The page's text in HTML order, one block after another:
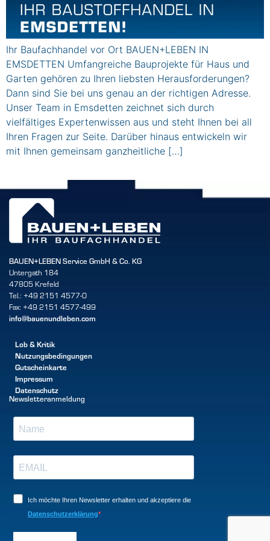
Ihr Baufachhandel vor Ort BAUEN+LEBEN IN
EMSDETTEN Umfangreiche Bauprojekte für Haus und
Garten gehören zu Ihren liebsten Herausforderungen?
Dann sind Sie bei uns genau an der richtigen Adresse.
Unser Team in Emsdetten zeichnet sich durch
vielfältiges Expertenwissen aus und steht Ihnen bei all
Ihren Fragen zur Seite. Darüber hinaus entwickeln wir
mit Ihnen gemeinsam ganzheitliche […]
BAUEN+LEBEN Service GmbH & Co. KG
Untergath 184
47805 Krefeld
Tel.: +49 2151 4577-0
Fax: +49 2151 4577-499
info@bauenundleben.com
Lob & Kritik
Nutzungsbedingungen
Gutscheinkarte
Impressum
Datenschutz
Newsletteranmeldung
Ich möchte Ihren Newsletter erhalten und akzeptiere die
Datenschutzerklärung